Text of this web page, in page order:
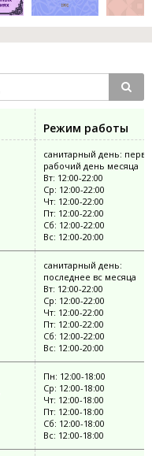
Режим работы
санитарный день:
рабочий день месяца
Вт: 12:00-22:00
Ср: 12:00-22:00
Чт: 12:00-22:00
Пт: 12:00-22:00
Сб: 12:00-22:00
Вс: 12:00-20:00
санитарный день:
последнее вс месяца
Вт: 12:00-22:00
Ср: 12:00-22:00
Чт: 12:00-22:00
Пт: 12:00-22:00
Сб: 12:00-22:00
Вс: 12:00-20:00
Пн: 12:00-18:00
Ср: 12:00-18:00
Чт: 12:00-18:00
Пт: 12:00-18:00
Сб: 12:00-18:00
Вс: 12:00-18:00